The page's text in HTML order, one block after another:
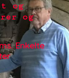
og
og
Enkelte